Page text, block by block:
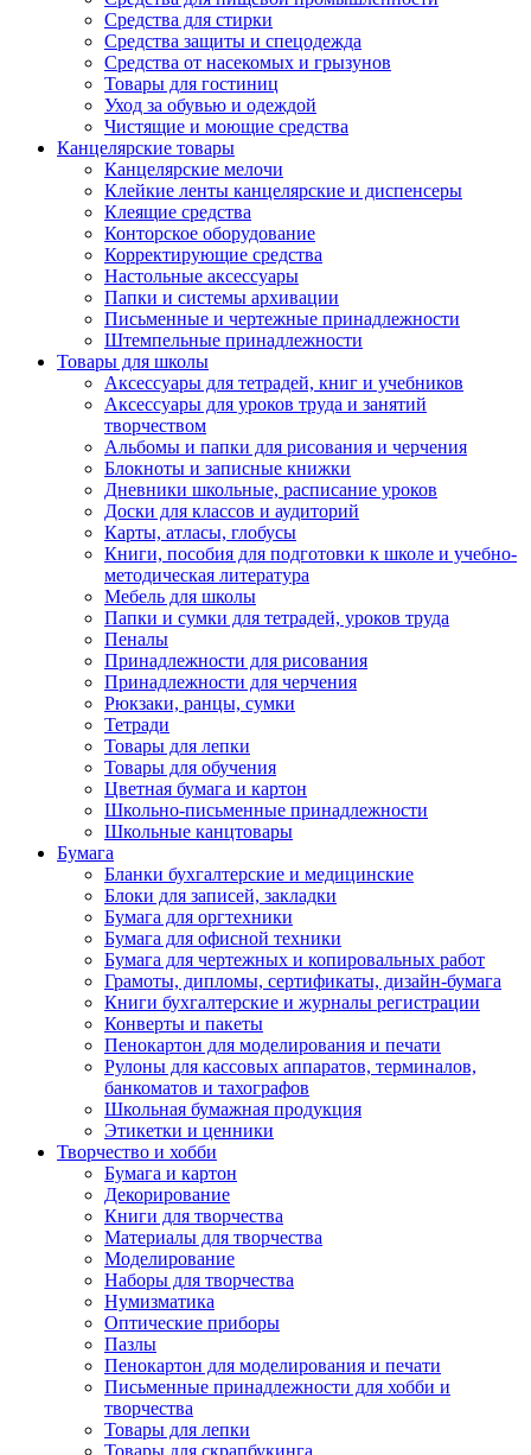
Средства для стирки
Средства защиты и спецодежда
Средства от насекомых и грызунов
Товары для гостиниц
Уход за обувью и одеждой
Чистящие и моющие средства
Канцелярские товары
Канцелярские мелочи
Клейкие ленты канцелярские и диспенсеры
Клеящие средства
Конторское оборудование
Корректирующие средства
Настольные аксессуары
Папки и системы архивации
Письменные и чертежные принадлежности
Штемпельные принадлежности
Товары для школы
Аксессуары для тетрадей, книг и учебников
Аксессуары для уроков труда и занятий
творчеством
Альбомы и папки для рисования и черчения
Блокноты и записные книжки
Дневники школьные, расписание уроков
Доски для классов и аудиторий
Карты, атласы, глобусы
Книги, пособия для подготовки к школе и учебно-
методическая литература
Мебель для школы
Папки и сумки для тетрадей, уроков труда
Пеналы
Принадлежности для рисования
Принадлежности для черчения
Рюкзаки, ранцы, сумки
Тетради
Товары для лепки
Товары для обучения
Цветная бумага и картон
Школьно-письменные принадлежности
Школьные канцтовары
Бумага
Бланки бухгалтерские и медицинские
Блоки для записей, закладки
Бумага для оргтехники
Бумага для офисной техники
Бумага для чертежных и копировальных работ
Грамоты, дипломы, сертификаты, дизайн-бумага
Книги бухгалтерские и журналы регистрации
Конверты и пакеты
Пенокартон для моделирования и печати
Рулоны для кассовых аппаратов, терминалов,
банкоматов и тахографов
Школьная бумажная продукция
Этикетки и ценники
Творчество и хобби
Бумага и картон
Декорирование
Книги для творчества
Материалы для творчества
Моделирование
Наборы для творчества
Нумизматика
Оптические приборы
Пазлы
Пенокартон для моделирования и печати
Письменные принадлежности для хобби и
творчества
Товары для лепки
Товары для скрапбукинга